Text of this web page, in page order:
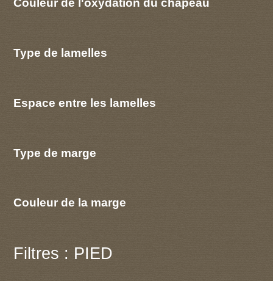
Type de lamelles
Espace entre les lamelles
Type de marge
Couleur de la marge
Filtres : PIED